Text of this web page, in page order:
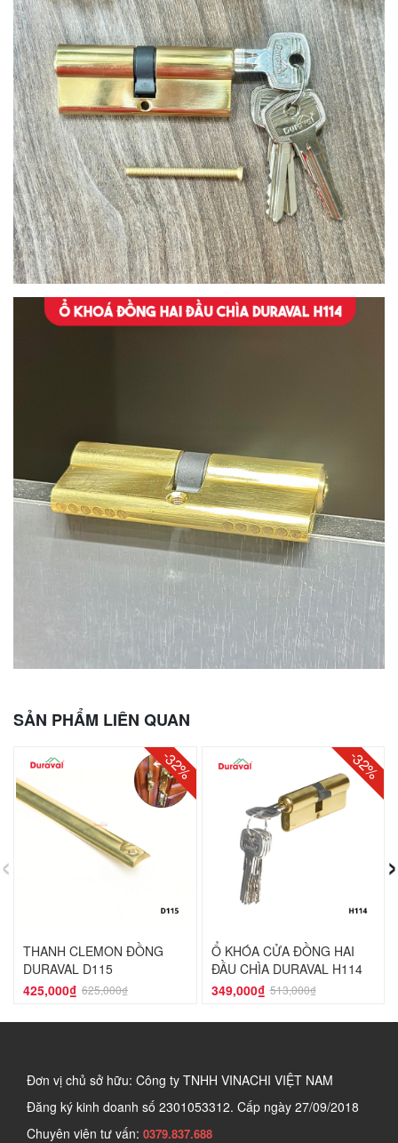
SẢN PHẨM LIÊN QUAN
-32%
THANH CLEMON ĐỒNG
DURAVAL D115
425,000₫ 625,000₫
-32%
Ổ KHÓA CỬA ĐỒNG HAI
ĐẦU CHÌA DURAVAL H114
349,000₫ 513,000₫
‹ ›
Đơn vị chủ sở hữu: Công ty TNHH VINACHI VIỆT NAM
Đăng ký kinh doanh số 2301053312. Cấp ngày 27/09/2018
Chuyên viên tư vấn: 0379.837.688